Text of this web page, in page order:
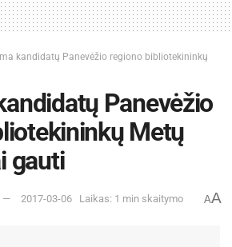
vadovė
kandidatų Panevėžio regiono bibliotekininkų
Panevėžio
Metų
gauti
2017-03-06 Laikas: 1 min skaitymo AA